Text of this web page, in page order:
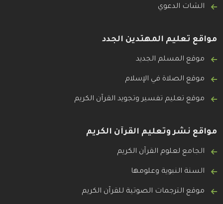
الشات الدعوي
مواقع تعليم المهتدين الجدد
موقع المسلم الجديد
موقع الصلاة في الإسلام
موقع تعليم تفسير وتجويد القرآن الكريم
مواقع نشر وتعليم القرآن الكريم
الجامع لعلوم القرآن الكريم
السنة النبوية وعلومها
موقع الترجمات الصوتية للقرآن الكريم